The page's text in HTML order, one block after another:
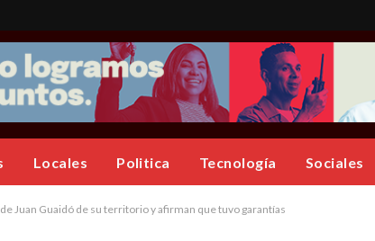
Locales Politica Tecnología Sociales
Juan Guaidó de su territorio y afirman que tuvo garantías